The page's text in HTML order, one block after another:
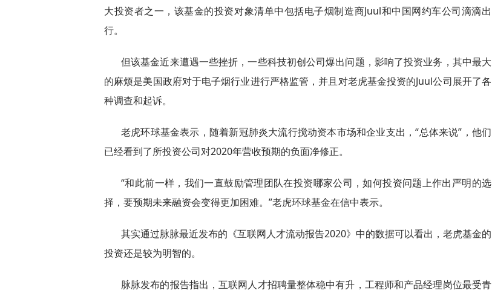
大投资者之一，该基金的投资对象清单中包括电子烟制造商Juul和中国网约车公司滴滴出
行。
但该基金近来遭遇一些挫折，一些科技初创公司爆出问题，影响了投资业务，其中最大
的麻烦是美国政府对于电子烟行业进行严格监管，并且对老虎基金投资的Juul公司展开了各
种调查和起诉。
老虎环球基金表示，随着新冠肺炎大流行搅动资本市场和企业支出，“总体来说”，他们
已经看到了所投资公司对2020年营收预期的负面净修正。
“和此前一样，我们一直鼓励管理团队在投资哪家公司，如何投资问题上作出严明的选
择，要预期未来融资会变得更加困难。”老虎环球基金在信中表示。
其实通过脉脉最近发布的《互联网人才流动报告2020》中的数据可以看出，老虎基金的
投资还是较为明智的。
脉脉发布的报告指出，互联网人才招聘量整体稳中有升，工程师和产品经理岗位最受青